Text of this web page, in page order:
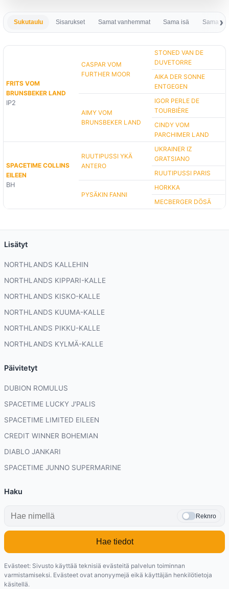
Sukutaulu Sisarukset Samat vanhemmat Sama isä Sama
FRITS VOM
BRUNSBEKER LAND
IP2
CASPAR VOM
FURTHER MOOR
STONED VAN DE
DUVETORRE
AIKA DER SONNE
ENTGEGEN
AIMY VOM
BRUNSBEKER LAND
IGOR PERLE DE
TOURBIÈRE
CINDY VOM
PARCHIMER LAND
SPACETIME COLLINS
EILEEN
BH
RUUTIPUSSI YKÄ
ANTERO
UKRAINER IZ
GRATSIANO
RUUTIPUSSI PARIS
PYSÄKIN FANNI
HORKKA
MECBERGER DÖSÄ
Lisätyt
NORTHLANDS KALLEHIN
NORTHLANDS KIPPARI-KALLE
NORTHLANDS KISKO-KALLE
NORTHLANDS KUUMA-KALLE
NORTHLANDS PIKKU-KALLE
NORTHLANDS KYLMÄ-KALLE
Päivitetyt
DUBION ROMULUS
SPACETIME LUCKY J'PALIS
SPACETIME LIMITED EILEEN
CREDIT WINNER BOHEMIAN
DIABLO JANKARI
SPACETIME JUNNO SUPERMARINE
Haku
Reknro
Hae tiedot
Evästeet: Sivusto käyttää teknisiä evästeitä palvelun toiminnan
varmistamiseksi. Evästeet ovat anonyymejä eikä käyttäjän henkilötietoja
käsitellä.